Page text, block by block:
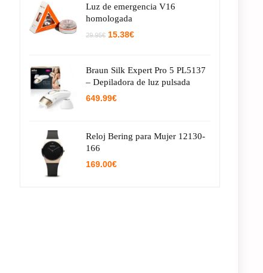
Luz de emergencia V16
homologada
29.95€ El
29.95€.
15.38€El
15.38€.
Braun Silk Expert Pro 5 PL5137
– Depiladora de luz pulsada
649.99€
Reloj Bering para Mujer 12130-
166
169.00€